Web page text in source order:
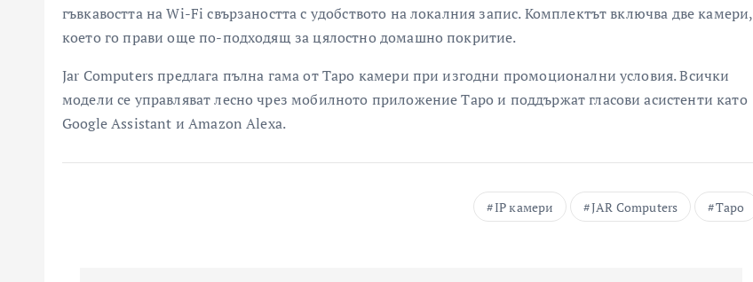
гъвкавостта на Wi-Fi свързаността с удобството на локалния запис. Комплектът включва две камери,
което го прави още по-подходящ за цялостно домашно покритие.
Jar Computers предлага пълна гама от Tapo камери при изгодни промоционални условия. Всички
модели се управляват лесно чрез мобилното приложение Tapo и поддържат гласови асистенти като
Google Assistant и Amazon Alexa.
IP камери JAR Computers Tapo